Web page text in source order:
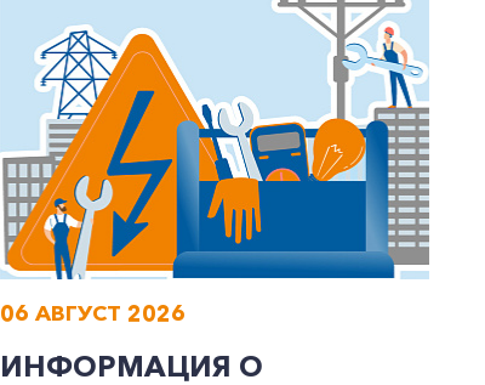
06 АВГУСТ 2026
ИНФОРМАЦИЯ О